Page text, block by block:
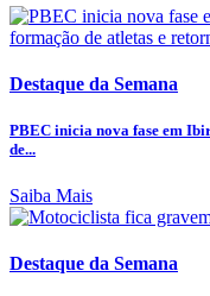
Destaque da Semana
PBEC inicia nova fase em
de...
Saiba Mais
Destaque da Semana